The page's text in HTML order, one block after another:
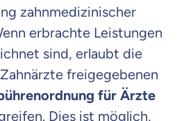
zahnmedizinischer
erbrachte Leistungen
sind, erlaubt die
freigegebenen
für Ärzte
Dies ist möglich,